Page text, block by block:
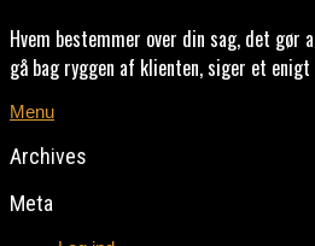
Hvem bestemmer over din sag, det gør
gå bag ryggen af klienten, siger et
Menu
Archives
Meta